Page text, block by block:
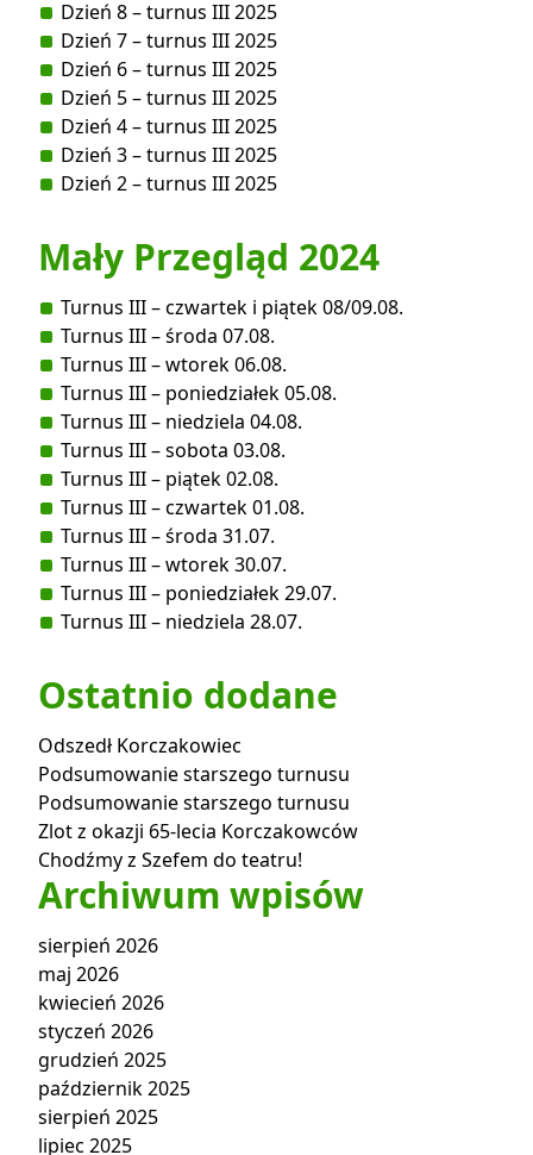
Dzień 8 – turnus III 2025
Dzień 7 – turnus III 2025
Dzień 6 – turnus III 2025
Dzień 5 – turnus III 2025
Dzień 4 – turnus III 2025
Dzień 3 – turnus III 2025
Dzień 2 – turnus III 2025
Mały Przegląd 2024
Turnus III – czwartek i piątek 08/09.08.
Turnus III – środa 07.08.
Turnus III – wtorek 06.08.
Turnus III – poniedziałek 05.08.
Turnus III – niedziela 04.08.
Turnus III – sobota 03.08.
Turnus III – piątek 02.08.
Turnus III – czwartek 01.08.
Turnus III – środa 31.07.
Turnus III – wtorek 30.07.
Turnus III – poniedziałek 29.07.
Turnus III – niedziela 28.07.
Ostatnio dodane
Odszedł Korczakowiec
Podsumowanie starszego turnusu
Podsumowanie starszego turnusu
Zlot z okazji 65-lecia Korczakowców
Chodźmy z Szefem do teatru!
Archiwum wpisów
sierpień 2026
maj 2026
kwiecień 2026
styczeń 2026
grudzień 2025
październik 2025
sierpień 2025
lipiec 2025